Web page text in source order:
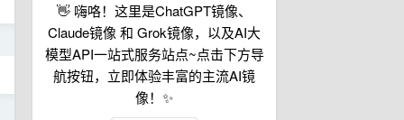
👋 嗨咯！这里是ChatGPT镜像、
Claude镜像 和 Grok镜像，以及AI大
模型API一站式服务站点~点击下方导
航按钮，立即体验丰富的主流AI镜
像！✨